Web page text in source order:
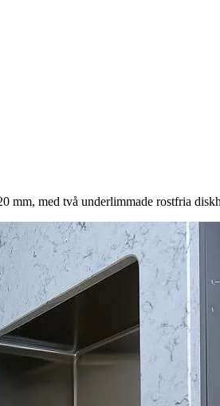
med två underlimmade rostfria